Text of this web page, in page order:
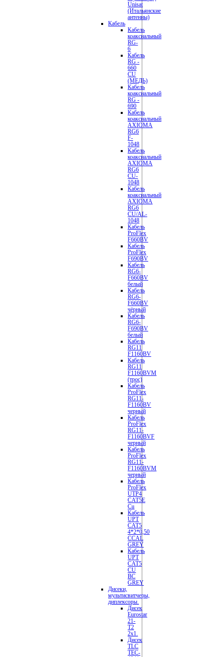
Unisat
(Итальянские
антенны)
Кабель
Кабель
коаксиальный
RG-
6
Кабель
RG -
660
CU
(МЕДЬ)
Кабель
коаксиальный
RG -
690
Кабель
коаксиальный
AXIOMA
RG6
F-
1048
Кабель
коаксиальный
AXIOMA
RG6
CU-
1048
Кабель
коаксиальный
AXIOMA
RG6
CU/AL-
1048
Кабель
ProFlex
F660BV
Кабель
ProFlex
F690BV
Кабель
RG6-
F660BV
белый
Кабель
RG6-
F660BV
чёрный
Кабель
RG6-
F690BV
белый
Кабель
RG11
F1160BV
Кабель
RG11
F1160BVM
(трос)
Кабель
ProFlex
RG11-
F1160BV
черный
Кабель
ProFlex
RG11-
F1160BVF
черный
Кабель
ProFlex
RG11-
F1160BVM
черный
Кабель
ProFlex
UTP4
CAT5E
Cu
Кабель
UPT
CAT5
4*2*0,50
CCAL
GREY
Кабель
UPT
CAT5
CU
BC
GREY
Дисеки,
мультисвитчеры,
диплексоры.
Дисек
Eurostar
21-
T2
2x1.
Дисек
TLC
TEC-